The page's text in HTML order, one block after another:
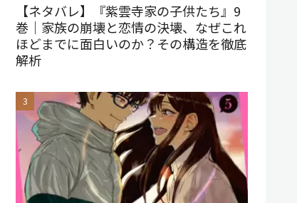
【ネタバレ】『紫雲寺家の子供たち』9
巻｜家族の崩壊と恋情の決壊、なぜこれ
ほどまでに面白いのか？その構造を徹底
解析